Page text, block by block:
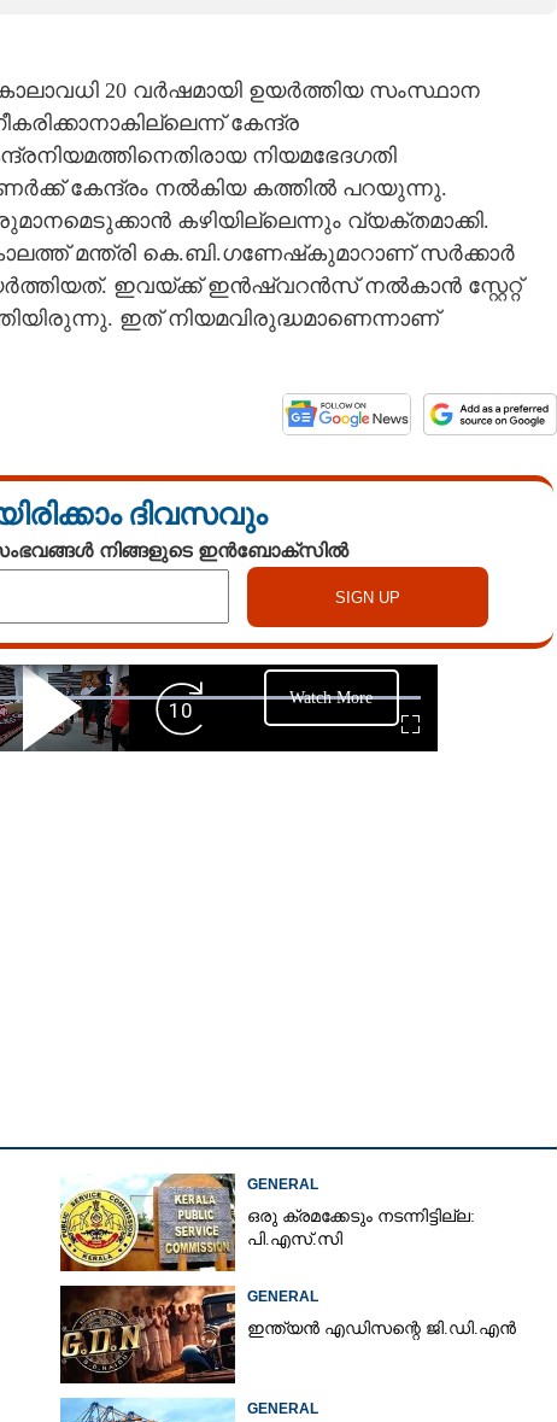
20 വർഷമായി ഉയർത്തിയ സംസ്ഥാന
കേന്ദ്ര
നിയമഭേദഗതി
കേന്ദ്രം നൽകിയ കത്തിൽ പറയുന്നു.
കഴിയില്ലെന്നും വ്യക്തമാക്കി.
മന്ത്രി കെ.ബി.ഗണേഷ്‌കുമാറാണ് സർക്കാർ
ഇവയ്ക്ക് ഇൻഷ്വറൻസ് നൽകാൻ സ്റ്റേറ്റ്
ഇത് നിയമവിരുദ്ധമാണെന്നാണ്
ദിവസവും
നിങ്ങളുടെ ഇൻബോക്സിൽ
Fullscreen
Play
Video
Forward
Skip
10s
Watch More
GENERAL
ഒരു ക്രമക്കേടും നടന്നിട്ടില്ല:
പി.എസ്.സി
GENERAL
ഇന്ത്യൻ എഡിസന്റെ ജി.ഡി.എൻ
GENERAL